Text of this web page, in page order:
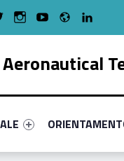
51menu-primary-7292-
Link identifier
on Facebook
WebMan on TwitterWebMan on Instagram
WebMan on Youtube
Radio